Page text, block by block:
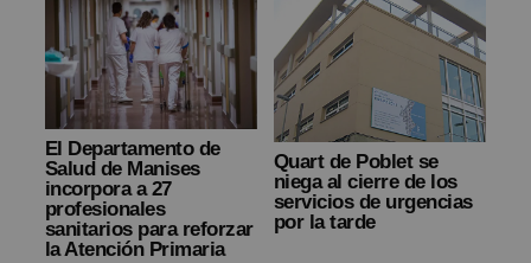
El Departamento de
Salud de Manises
incorpora a 27
profesionales
sanitarios para reforzar
la Atención Primaria
Quart de Poblet se
niega al cierre de los
servicios de urgencias
por la tarde